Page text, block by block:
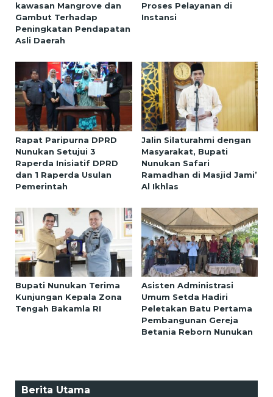
kawasan Mangrove dan
Gambut Terhadap
Peningkatan Pendapatan
Asli Daerah
Proses Pelayanan di
Instansi
Rapat Paripurna DPRD
Nunukan Setujui 3
Raperda Inisiatif DPRD
dan 1 Raperda Usulan
Pemerintah
Jalin Silaturahmi dengan
Masyarakat, Bupati
Nunukan Safari
Ramadhan di Masjid Jami’
Al Ikhlas
Bupati Nunukan Terima
Kunjungan Kepala Zona
Tengah Bakamla RI
Asisten Administrasi
Umum Setda Hadiri
Peletakan Batu Pertama
Pembangunan Gereja
Betania Reborn Nunukan
Berita Utama